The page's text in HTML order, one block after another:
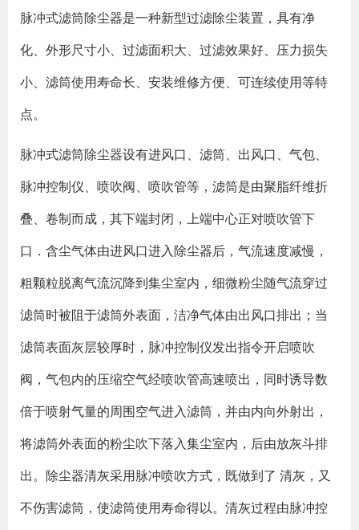
脉冲式滤筒除尘器是一种新型过滤除尘装置，具有净
化、外形尺寸小、过滤面积大、过滤效果好、压力损失
小、滤筒使用寿命长、安装维修方便、可连续使用等特
点。
脉冲式滤筒除尘器设有进风口、滤筒、出风口、气包、
脉冲控制仪、喷吹阀、喷吹管等，滤筒是由聚脂纤维折
叠、卷制而成，其下端封闭，上端中心正对喷吹管下
口．含尘气体由进风口进入除尘器后，气流速度减慢，
粗颗粒脱离气流沉降到集尘室内，细微粉尘随气流穿过
滤筒时被阻于滤筒外表面，洁净气体由出风口排出；当
滤筒表面灰层较厚时，脉冲控制仪发出指令开启喷吹
阀，气包内的压缩空气经喷吹管高速喷出，同时诱导数
倍于喷射气量的周围空气进入滤筒，并由内向外射出，
将滤筒外表面的粉尘吹下落入集尘室内，后由放灰斗排
出。除尘器清灰采用脉冲喷吹方式，既做到了 清灰，又
不伤害滤筒，使滤筒使用寿命得以。清灰过程由脉冲控